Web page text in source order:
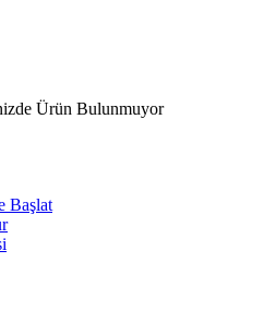
Ürün Bulunmuyor
Başlat